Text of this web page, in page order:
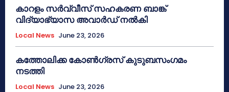
കാറളം സർവ്വീസ് സഹകരണ ബാങ്ക്
വിദ്യാഭ്യാസ അവാർഡ് നൽകി
Local News June 23, 2026
കത്തോലിക്ക കോൺഗ്രസ് കുടുബസംഗമം
നടത്തി
Local News June 23, 2026